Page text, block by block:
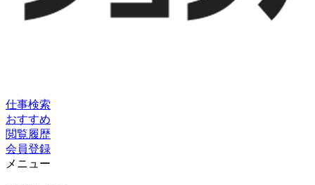
仕事検索
おすすめ
閲覧履歴
会員登録
メニュー